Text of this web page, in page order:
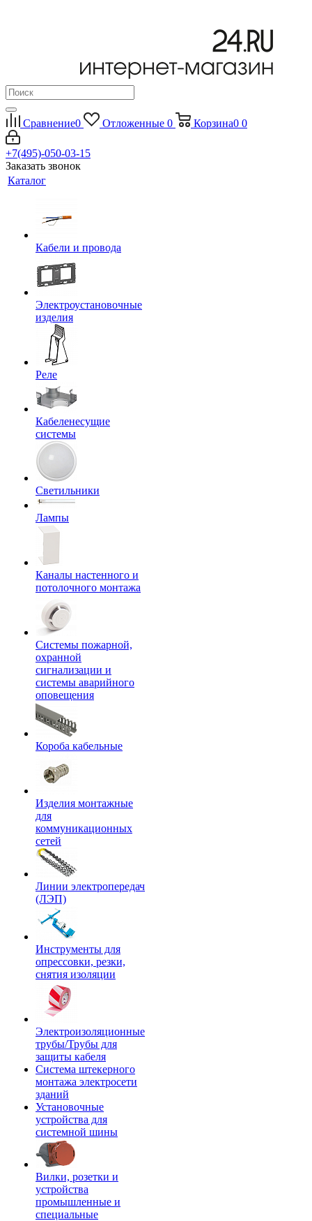
Сравнение0 Отложенные 0 Корзина0 0
+7(495)-050-03-15
Заказать звонок
Каталог
Кабели и провода
Электроустановочные
изделия
Реле
Кабеленесущие
системы
Светильники
Лампы
Каналы настенного и
потолочного монтажа
Системы пожарной,
охранной
сигнализации и
системы аварийного
оповещения
Короба кабельные
Изделия монтажные
для
коммуникационных
сетей
Линии электропередач
(ЛЭП)
Инструменты для
опрессовки, резки,
снятия изоляции
Электроизоляционные
трубы/Трубы для
защиты кабеля
Система штекерного
монтажа электросети
зданий
Установочные
устройства для
системной шины
Вилки, розетки и
устройства
промышленные и
специальные